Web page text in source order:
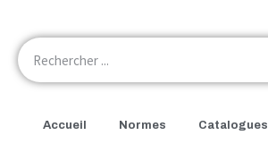
Accueil Normes Catalogues